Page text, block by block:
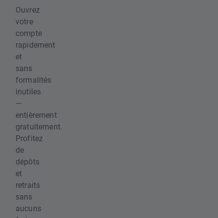
Ouvrez
votre
compte
rapidement
et
sans
formalités
inutiles
—
entièrement
gratuitement.
Profitez
de
dépôts
et
retraits
sans
aucuns